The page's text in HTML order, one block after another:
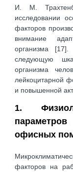
И. М.
исследовании
факторов
внимание
организма
следующую
организма
лейкоцитарной
и повышенной
1.
офисных
факторов на